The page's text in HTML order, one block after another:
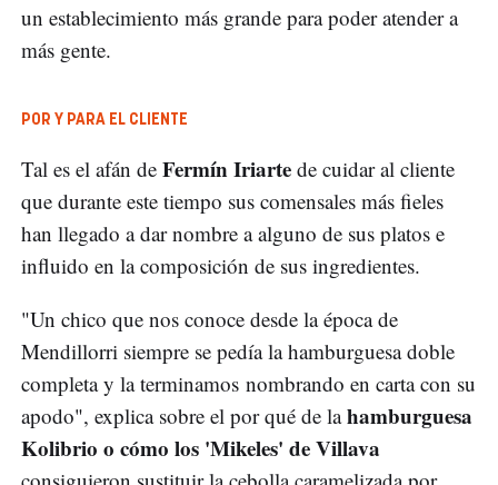
un establecimiento más grande para poder atender a
más gente.
POR Y PARA EL CLIENTE
Tal es el afán de Fermín Iriarte de cuidar al cliente
que durante este tiempo sus comensales más fieles
han llegado a dar nombre a alguno de sus platos e
influido en la composición de sus ingredientes.
"Un chico que nos conoce desde la época de
Mendillorri siempre se pedía la hamburguesa doble
completa y la terminamos nombrando en carta con su
apodo", explica sobre el por qué de lahamburguesa
Kolibrio o cómo los 'Mikeles' de Villava